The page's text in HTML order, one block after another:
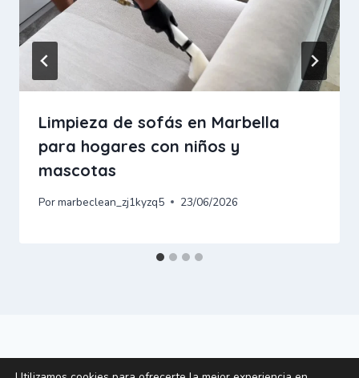
Limpieza de sofás en Marbella
para hogares con niños y
mascotas
Pormarbeclean_zj1kyzq5 23/06/2026